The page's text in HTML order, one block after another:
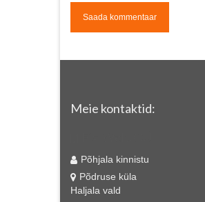
Meie kontaktid:
Põhjala kinnistu
Põdruse küla
Haljala vald